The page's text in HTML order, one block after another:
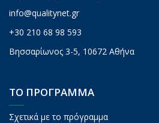
info@qualitynet.gr
+30 210 68 98 593
Βησσαρίωνος 3-5, 10672 Αθήνα
ΤΟ ΠΡΟΓΡΑΜΜΑ
Σχετικά με το πρόγραμμα